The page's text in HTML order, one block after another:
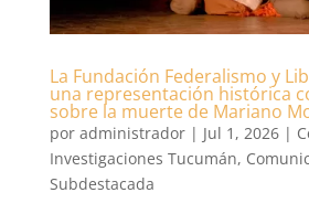
La Fundación Federalismo y
una representación histórica
sobre la muerte de Mariano
por administrador| Jul 1, 2026|
Investigaciones Tucumán,
Subdestacada